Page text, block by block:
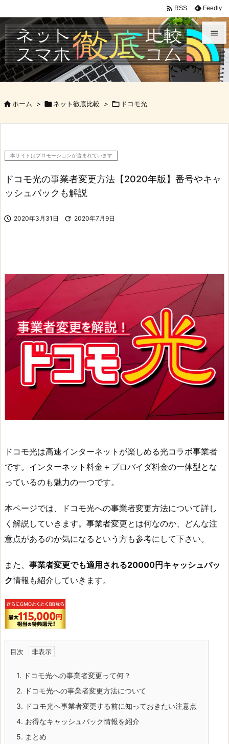


メニュ

 RSS Feedly
ホーム > ネット徹底比較 >  ドコモ光
本サイトはプロモーションが含まれています
ドコモ光の事業者変更方法【2020年版】番号やキャ
ッシュバックも解説
 2020年3月31日  2020年7月9日
ドコモ光は高速インターネットが楽しめる光コラボ事業者
です。インターネット料金＋プロバイダ料金の一体型とな
っているのも魅力の一つです。
本ページでは、ドコモ光への事業者変更方法について詳し
く解説していきます。事業者変更とは何なのか、どんな注
意点があるのか気になるという方も参考にして下さい。
また、 事業者変更でも適用される20000円キャッシュバッ
ク情報も紹介していきます。
目次
1. ドコモ光への事業者変更って何？
2. ドコモ光への事業者変更方法について
3. ドコモ光へ事業者変更する前に知っておきたい注意点
4. お得なキャッシュバック情報を紹介
5. まとめ